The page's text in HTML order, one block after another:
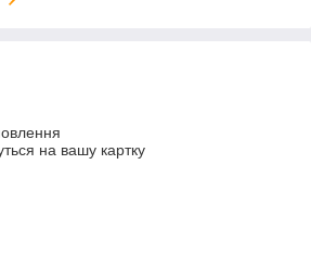
на вашу картку